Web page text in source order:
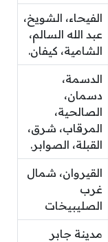
الفيحاء، الشويخ،
عبد الله السالم،
الشامية، كيفان.
الدسمة،
دسمان،
الصالحية،
المرقاب، شرق،
القبلة، الصوابر.
القيروان، شمال
غرب
الصليبيخات
مدينة جابر